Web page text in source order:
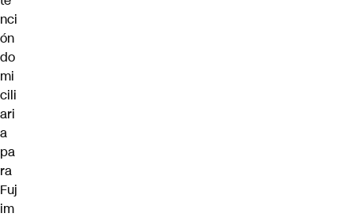
nci
ón
do
mi
cili
ari
a
pa
ra
Fuj
im